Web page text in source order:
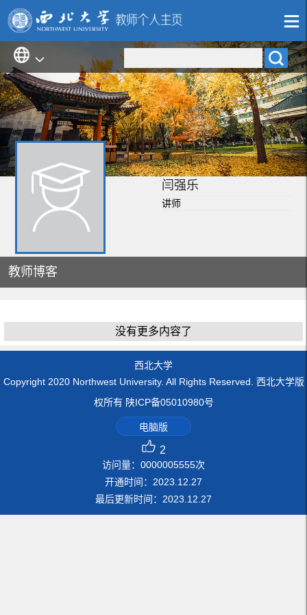
闫强乐
讲师
教师博客
没有更多内容了
西北大学
Copyright 2020 Northwest University. All Rights Reserved. 西北大学版
权所有 陕ICP备05010980号
电脑版
2
访问量： 0000005555次
开通时间： 2023 12 27
最后更新时间： 2023 12 27